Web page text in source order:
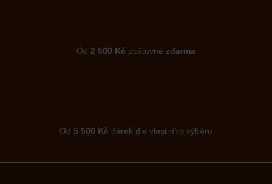
Od 2 500 Kč poštovné zdarma
Od 5 500 Kč dárek dle vlastního výběru